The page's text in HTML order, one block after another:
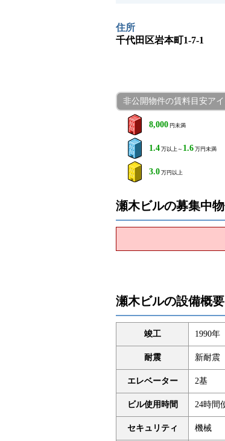
住所
千代田区岩本町1-7-1
非公開物件の賃料目安ア
8,000 円未満
1.4 万以上～ 1.6 万円未満
3.0 万円以上
瀬木ビルの募集中
瀬木ビルの設備概要
竣工 1990年
耐震 新耐震
エレベーター 2基
ビル使用時間 24時間
セキュリティ 機械